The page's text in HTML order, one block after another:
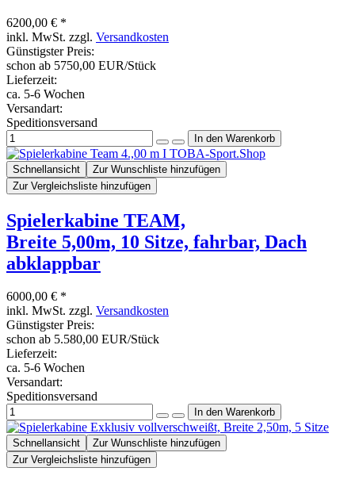
6200,00 € *
inkl. MwSt. zzgl. Versandkosten
Günstigster Preis:
schon ab 5750,00 EUR/Stück
Lieferzeit:
ca. 5-6 Wochen
Versandart:
Speditionsversand
Schnellansicht
Zur Wunschliste hinzufügen
Zur Vergleichsliste hinzufügen
Spielerkabine TEAM,
Breite 5,00m, 10 Sitze, fahrbar, Dach
abklappbar
6000,00 € *
inkl. MwSt. zzgl. Versandkosten
Günstigster Preis:
schon ab 5.580,00 EUR/Stück
Lieferzeit:
ca. 5-6 Wochen
Versandart:
Speditionsversand
Schnellansicht
Zur Wunschliste hinzufügen
Zur Vergleichsliste hinzufügen